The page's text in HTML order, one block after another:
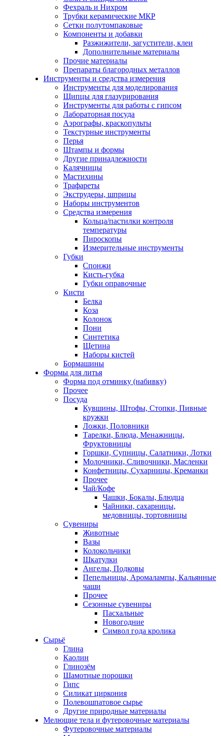
Фехраль и Нихром
Трубки керамические МКР
Сетки полутомпаковые
Компоненты и добавки
Разжижители, загустители, клеи
Дополнительные материалы
Прочие материалы
Препараты благородных металлов
Инструменты и средства измерения
Инструменты для моделирования
Щипцы для глазурирования
Инструменты для работы с гипсом
Лабораторная посуда
Аэрографы, краскопульты
Текстурные инструменты
Перья
Штампы и формы
Другие принадлежности
Калячницы
Мастихины
Трафареты
Экструдеры, шприцы
Наборы инструментов
Средства измерения
Кольца/пастилки контроля
температуры
Пироскопы
Измерительные инструменты
Губки
Спонжи
Кисть-губка
Губки оправочные
Кисти
Белка
Коза
Колонок
Пони
Синтетика
Щетина
Наборы кистей
Бормашины
Формы для литья
Форма под отминку (набивку)
Прочее
Посуда
Кувшины, Штофы, Стопки, Пивные
кружки
Ложки, Половники
Тарелки, Блюда, Менажницы,
Фруктовницы
Горшки, Супницы, Салатники, Лотки
Молочники, Сливочники, Масленки
Конфетницы, Сухарницы, Креманки
Прочее
Чай/Кофе
Чашки, Бокалы, Блюдца
Чайники, сахарницы,
медовницы, тортовницы
Сувениры
Животные
Вазы
Колокольчики
Шкатулки
Ангелы, Подковы
Пепельницы, Аромалампы, Кальянные
чаши
Прочее
Сезонные сувениры
Пасхальные
Новогодние
Символ года кролика
Сырьё
Глина
Каолин
Глинозём
Шамотные порошки
Гипс
Силикат циркония
Полевошпатовое сырье
Другие природные материалы
Мелющие тела и футеровочные материалы
Футеровочные материалы